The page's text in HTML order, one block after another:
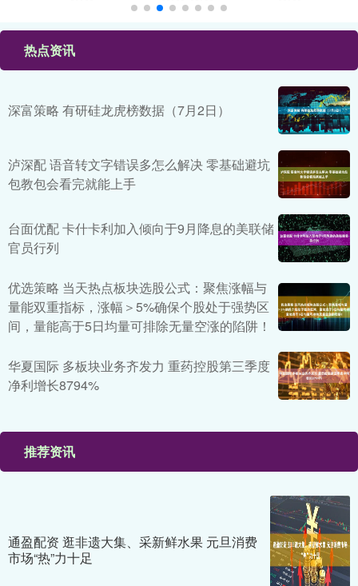
热点资讯
深富策略 有研硅龙虎榜数据（7月2日）
泸深配 语音转文字错误多怎么解决 零基础避坑
包教包会看完就能上手
台面优配 卡什卡利加入倾向于9月降息的美联储
官员行列
优选策略 当天热点板块选股公式：聚焦涨幅与
量能双重指标，涨幅＞5%确保个股处于强势区
间，量能高于5日均量可排除无量空涨的陷阱！
华夏国际 多板块业务齐发力 重药控股第三季度
净利增长8794%
推荐资讯
通盈配资 逛非遗大集、采新鲜水果 元旦消费
市场“热”力十足